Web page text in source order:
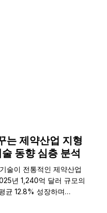
는 제약산업 지형
동향 심층 분석
술이 전통적인 제약산업
년 1,240억 달러 규모의
균 12.8% 성장하며…